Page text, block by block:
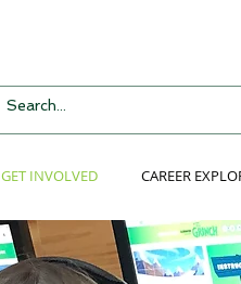
GET INVOLVED CAREER